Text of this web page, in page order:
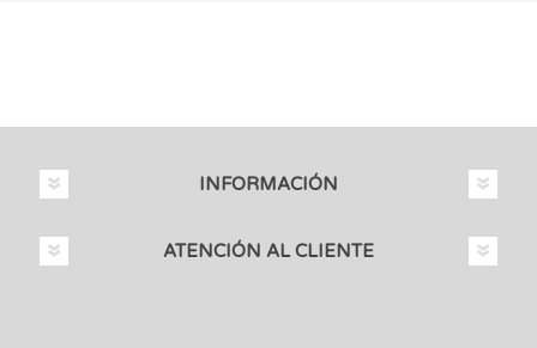
INFORMACIÓN
ATENCIÓN AL CLIENTE